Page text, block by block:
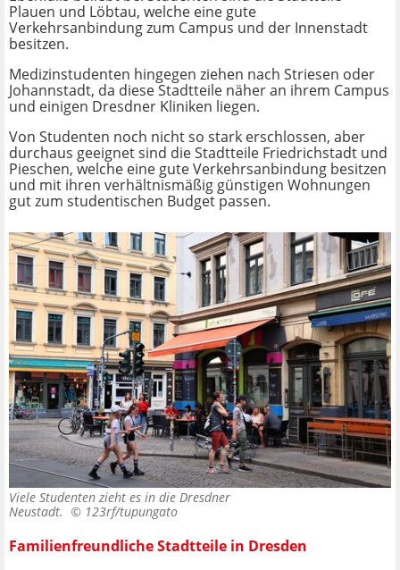
Plauen und Löbtau, welche eine gute
Verkehrsanbindung zum Campus und der Innenstadt
besitzen.
Medizinstudenten hingegen ziehen nach Striesen oder
Johannstadt, da diese Stadtteile näher an ihrem Campus
und einigen Dresdner Kliniken liegen.
Von Studenten noch nicht so stark erschlossen, aber
durchaus geeignet sind die Stadtteile Friedrichstadt und
Pieschen, welche eine gute Verkehrsanbindung besitzen
und mit ihren verhältnismäßig günstigen Wohnungen
gut zum studentischen Budget passen.
Viele Studenten zieht es in die Dresdner
Neustadt. © 123rf/tupungato
Familienfreundliche Stadtteile in Dresden